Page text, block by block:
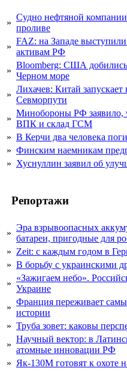
»
Судно нефтяной
проливе
»
FAZ: на Западе
активам РФ
»
Bloomberg: США
Черном море
»
Лихачев: Китай
Севморпути
»
Минобороны РФ заявило,
ВПК и склад ГСМ
» В Керчи два человека
» Финским наемникам
» Хуснуллин заявил об
Репортажи
»
Эра взрывоопасных
батареи, пригодные для
» Zeit: с каждым годом в
» В борьбу с украинскими
»
«Зажигаем небо».
Украине
»
Франция переживает
истории
» Труба зовет: каковы
»
Научный вектор: в
атомные инновации РФ
» Як-130М готовят к охоте